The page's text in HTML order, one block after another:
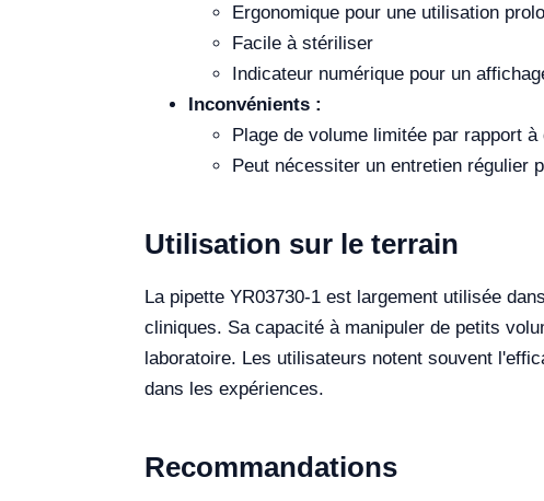
Ergonomique pour une utilisation
Facile à stériliser
Indicateur numérique pour un
Inconvénients :
Plage de volume limitée par rapport à
Peut nécessiter un entretien régulier
Utilisation sur le terrain
La pipette YR03730-1 est largement utilisée
cliniques. Sa capacité à manipuler de petits
laboratoire. Les utilisateurs notent souvent
dans les expériences.
Recommandations